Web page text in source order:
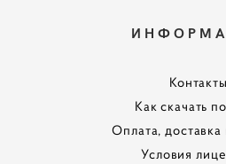
Контакты
Как скачать
Оплата, доставка
Условия